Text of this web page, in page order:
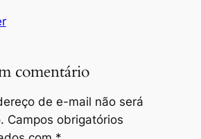
comentário
de e-mail não será
Campos obrigatórios